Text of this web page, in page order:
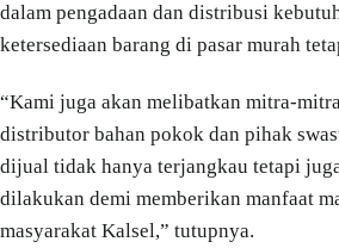
dalam pengadaan dan distribusi
ketersediaan barang di pasar murah
“Kami juga akan melibatkan mitra-
distributor bahan pokok dan pihak
dijual tidak hanya terjangkau tetapi
dilakukan demi memberikan manfaat
masyarakat Kalsel,” tutupnya.